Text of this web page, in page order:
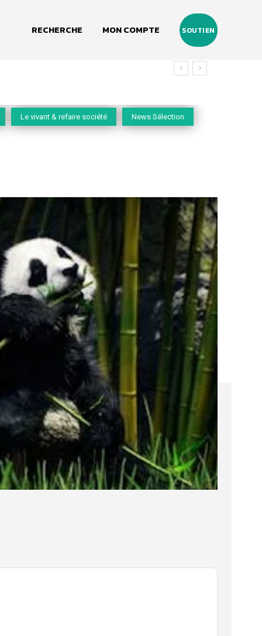
RECHERCHE MON COMPTE SOUTIEN
Le vivant & refaire société News Sélection